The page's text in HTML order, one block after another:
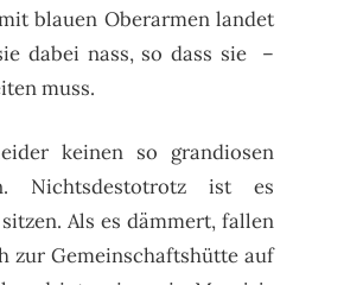
blauen Oberarmen landet
dabei nass, so dass sie –
muss.
keinen so grandiosen
Nichtsdestotrotz ist es
Als es dämmert, fallen
zur Gemeinschaftshütte auf